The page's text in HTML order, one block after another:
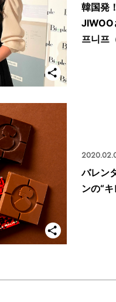
韓国発
JIWOO
프니프
バレン
ンの“